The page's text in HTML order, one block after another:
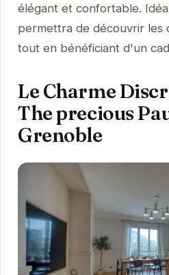
élégant et confortable.
permettra de découvrir les
tout en bénéficiant d'un
Le Charme
The precious
Grenoble